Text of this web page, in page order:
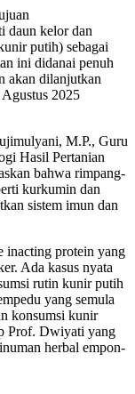
daun kelor dan
putih) sebagai
ini didanai penuh
akan dilanjutkan
2025
M.P., Guru
Hasil Pertanian
bahwa rimpang-
kurkumin dan
sistem imun dan
inacting protein yang
Ada kasus nyata
rutin kunir putih
yang semula
konsumsi kunir
Prof. Dwiyati yang
herbal empon-